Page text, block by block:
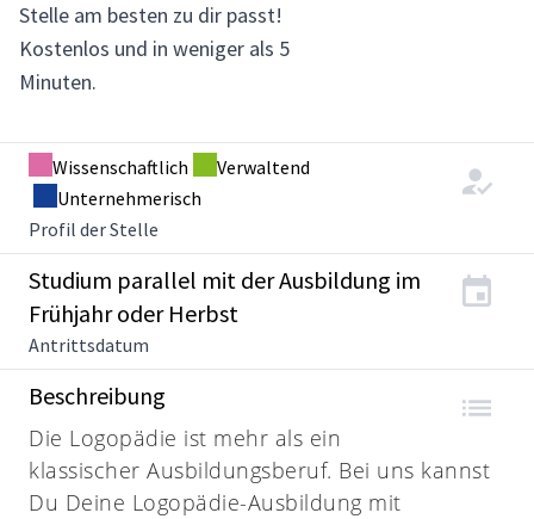
Stelle am besten zu dir passt!
Kostenlos und in weniger als 5
Minuten.
Wissenschaftlich
Verwaltend
Unternehmerisch
Profil der Stelle
Studium parallel mit der Ausbildung im
Frühjahr oder Herbst
Antrittsdatum
Beschreibung
Die Logopädie ist mehr als ein
klassischer Ausbildungsberuf. Bei uns kannst
Du Deine Logopädie-Ausbildung mit